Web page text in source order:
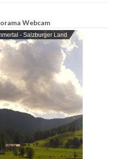
Webcam
- Salzburger Land